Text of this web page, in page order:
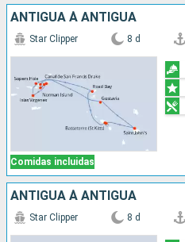
ANTIGUA À ANTIGUA
Comidas incluidas
Star Clipper 8 d
ANTIGUA À ANTIGUA
Star Clipper 8 d